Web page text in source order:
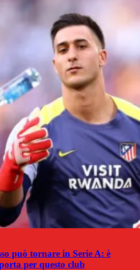
può tornare in Serie A: è
per questo club